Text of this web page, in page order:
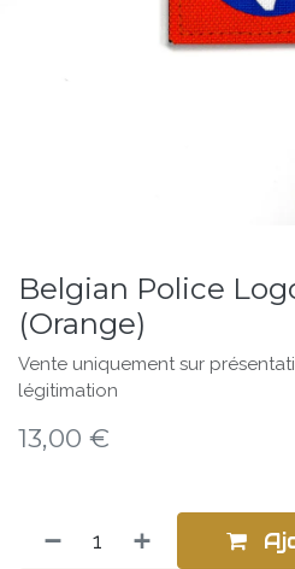
Belgian Police
(Orange)
Vente uniquement sur
légitimation
13,00 €